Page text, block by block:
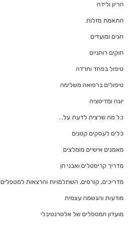
הריון ולידה
התאמת מזלות
חגים ומועדים
חוקים רוחניים
טיפול בפחד וחרדה
טיפולים ברפואה משלימה
יוגה ומדיטציה
כל מה שרצית לדעת על…
כלים לעסקים קטנים
מאמנים אישיים מומלצים
מדריך קריסטלים ואבני חן
מדריכים, קורסים, השתלמויות והרצאות למטפלים
מודעות והגשמה עצמית
מועדון המטפלים של אלטרנטיבלי